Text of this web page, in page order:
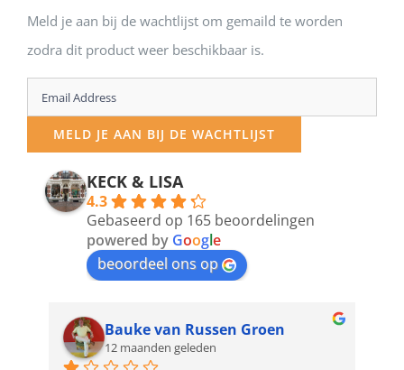
Meld je aan bij de wachtlijst om gemaild te worden
zodra dit product weer beschikbaar is.
Enter
your
email
address
MELD JE AAN BIJ DE WACHTLIJST
KECK & LISA
4.3
Gebaseerd op 165 beoordelingen
powered by Google
beoordeel ons op
Bauke van Russen Groen
12 maanden geleden